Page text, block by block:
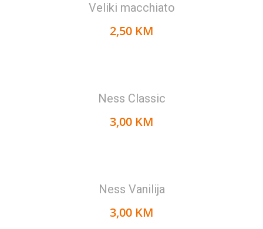
Veliki macchiato
2,50 KM
Ness Classic
3,00 KM
Ness Vanilija
3,00 KM